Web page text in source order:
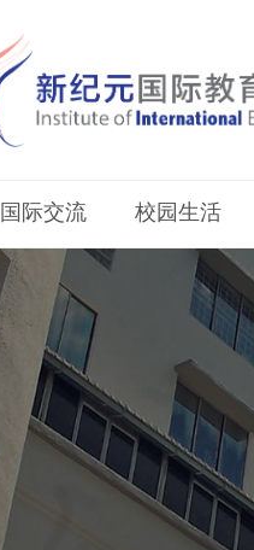
国际交流 校园生活